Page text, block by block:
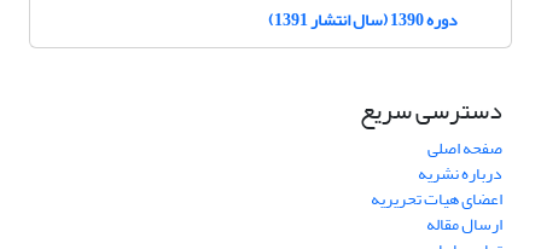
دوره 1390 (سال انتشار 1391)
دسترسی سریع
صفحه اصلی
درباره نشریه
اعضای هیات تحریریه
ارسال مقاله